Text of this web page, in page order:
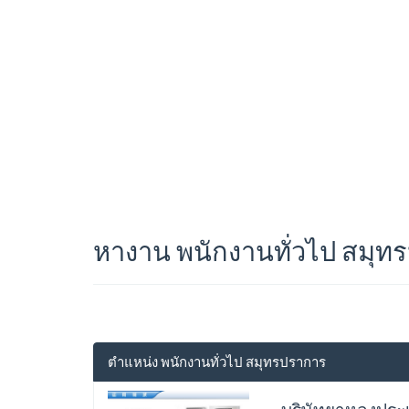
หางาน พนักงานทั่วไป สมุท
ตำแหน่ง พนักงานทั่วไป สมุทรปราการ